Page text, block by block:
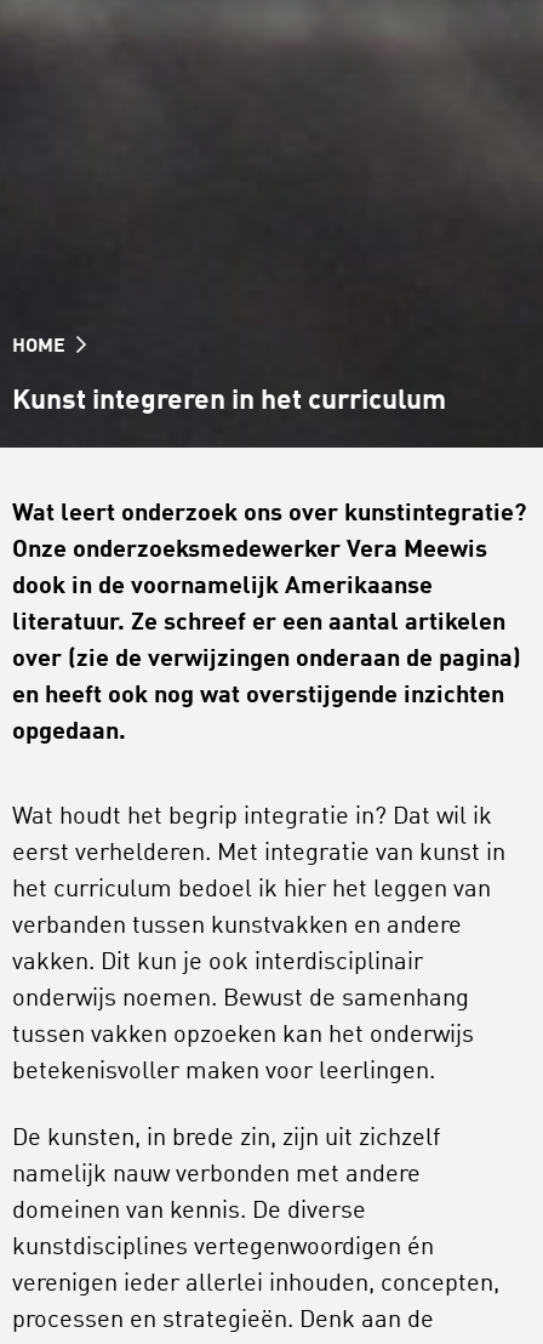
HOME
Kunst integreren in het curriculum
Wat leert onderzoek ons over kunstintegratie?
Onze onderzoeksmedewerker Vera Meewis
dook in de voornamelijk Amerikaanse
literatuur. Ze schreef er een aantal artikelen
over (zie de verwijzingen onderaan de pagina)
en heeft ook nog wat overstijgende inzichten
opgedaan.
Wat houdt het begrip integratie in? Dat wil ik
eerst verhelderen. Met integratie van kunst in
het curriculum bedoel ik hier het leggen van
verbanden tussen kunstvakken en andere
vakken. Dit kun je ook interdisciplinair
onderwijs noemen. Bewust de samenhang
tussen vakken opzoeken kan het onderwijs
betekenisvoller maken voor leerlingen.
De kunsten, in brede zin, zijn uit zichzelf
namelijk nauw verbonden met andere
domeinen van kennis. De diverse
kunstdisciplines vertegenwoordigen én
verenigen ieder allerlei inhouden, concepten,
processen en strategieën. Denk aan de